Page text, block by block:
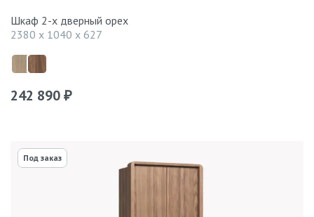
Шкаф 2-х дверный орех
2380 x 1040 x 627
242 890 ₽
Под заказ